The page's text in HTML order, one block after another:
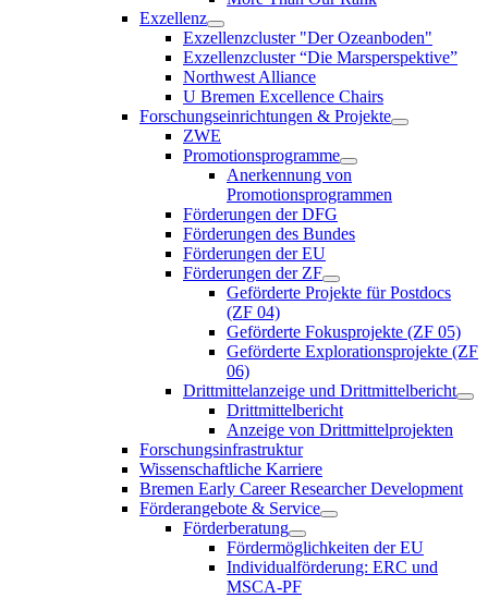
Exzellenz
Exzellenzcluster "Der Ozeanboden"
Exzellenzcluster “Die Marsperspektive”
Northwest Alliance
U Bremen Excellence Chairs
Forschungseinrichtungen & Projekte
ZWE
Promotionsprogramme
Anerkennung von
Promotionsprogrammen
Förderungen der DFG
Förderungen des Bundes
Förderungen der EU
Förderungen der ZF
Geförderte Projekte für Postdocs
(ZF 04)
Geförderte Fokusprojekte (ZF 05)
Geförderte Explorationsprojekte (ZF
06)
Drittmittelanzeige und Drittmittelbericht
Drittmittelbericht
Anzeige von Drittmittelprojekten
Forschungsinfrastruktur
Wissenschaftliche Karriere
Bremen Early Career Researcher Development
Förderangebote & Service
Förderberatung
Fördermöglichkeiten der EU
Individualförderung: ERC und
MSCA-PF